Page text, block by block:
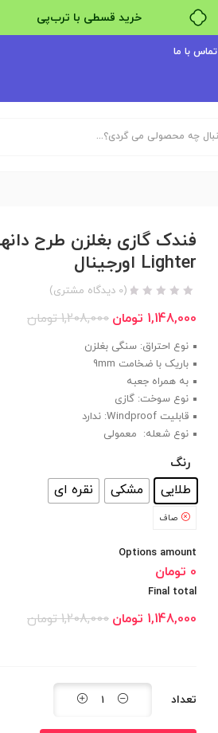
خرید قسطی با ترب‌پی
تماس با ما
فندک گازی بغلزن طرح
Lighter اورجینال
(
0 دیدگاه مشتری)
1,148,000 تومان 1,208,000 تومان
نوع احتراق: سنگی بغلزن
باریک با ضخامت 9mm
به همراه جعبه
نوع سوخت: گازی
قابلیت Windproof: ندارد
نوع شعله: معمولی
رنگ
طلایی مشکی نقره ای
صاف
Options amount
0 تومان
Final total
1,148,000 تومان 1,208,000 تومان
تعداد